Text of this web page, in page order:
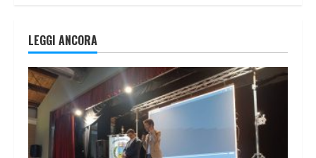
LEGGI ANCORA